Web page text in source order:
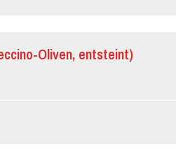
Oliven, entsteint)